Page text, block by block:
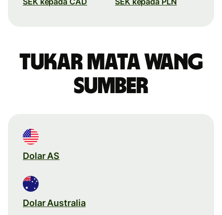
Tukar mata wang
sumber
Dolar AS
Dolar Australia